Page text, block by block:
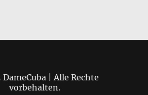
| Alle Rechte
vorbehalten.